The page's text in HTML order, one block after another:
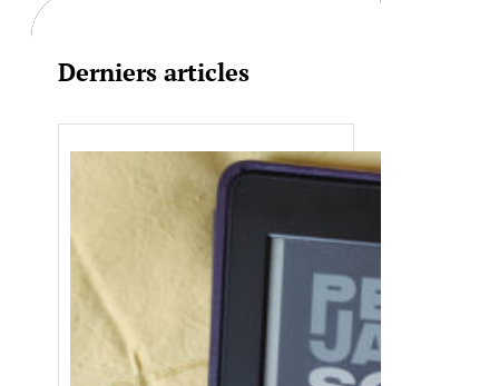
Derniers articles